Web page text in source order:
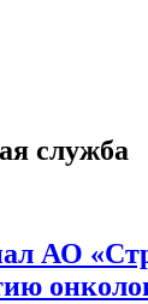
служба
АО